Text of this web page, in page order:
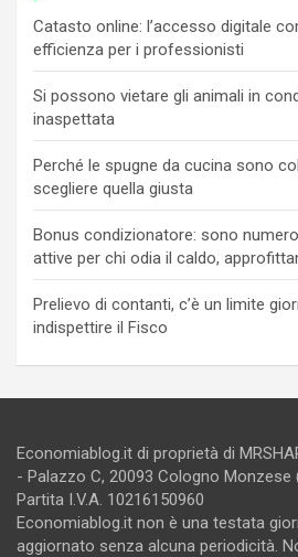
Catasto online: l’accesso digitale
efficienza per i professionisti
Si possono vietare gli animali in
inaspettata
Perché le spugne da cucina sono
scegliere quella giusta
Bonus condizionatore: sono
attive per chi odia il caldo,
Prelievo di contanti, c’è un limite
indispettire il Fisco
Economiablog.it di proprietà di
- Palazzo C, 20093 Cologno Monzese
Partita I.V.A. 10216150960
Economiablog.it non è una testata
aggiornato senza alcuna periodicità.